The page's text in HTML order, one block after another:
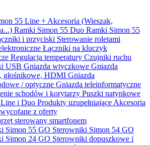
55 Line + Akcesoria (Wieszak,
Ramki Simon 55 Duo Ramki Simon 55
i przyciski Sterowanie roletami
Łączniki na kluczyk
Regulacja temperatury Czujniki ruchu
USB Gniazda wtyczkowe Gniazda
głośnikowe, HDMI Gniazda
/ optyczne Gniazda teleinformatyczne
schodów i korytarzy Puszki natynkowe
i Duo Produkty uzupełniające Akcesoria
z oferty
sterowany smartfonem
Simon 55 GO Sterowniki Simon 54 GO
Simon 24 GO Sterowniki dopuszkowe i